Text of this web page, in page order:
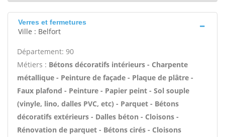
Verres et fermetures
Ville : Belfort
Département: 90
Métiers : Bétons décoratifs intérieurs - Charpente
métallique - Peinture de façade - Plaque de plâtre -
Faux plafond - Peinture - Papier peint - Sol souple
(vinyle, lino, dalles PVC, etc) - Parquet - Bétons
décoratifs extérieurs - Dalles béton - Cloisons -
Rénovation de parquet - Bétons cirés - Cloisons